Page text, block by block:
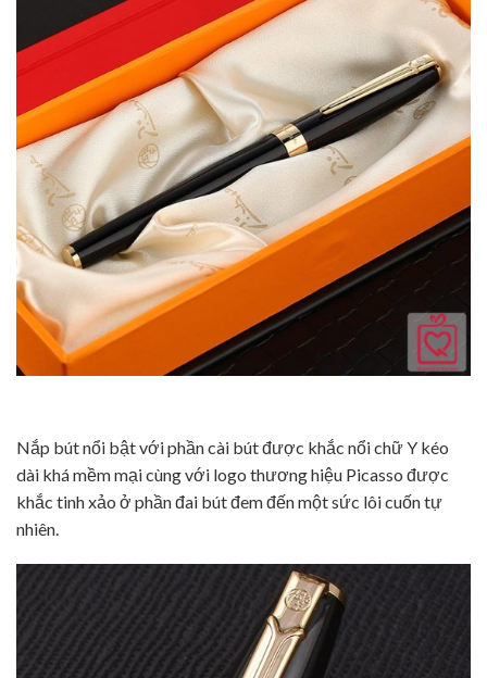
Nắp bút nổi bật với phần cài bút được khắc nổi chữ Y kéo
dài khá mềm mại cùng với logo thương hiệu Picasso được
khắc tinh xảo ở phần đai bút đem đến một sức lôi cuốn tự
nhiên.